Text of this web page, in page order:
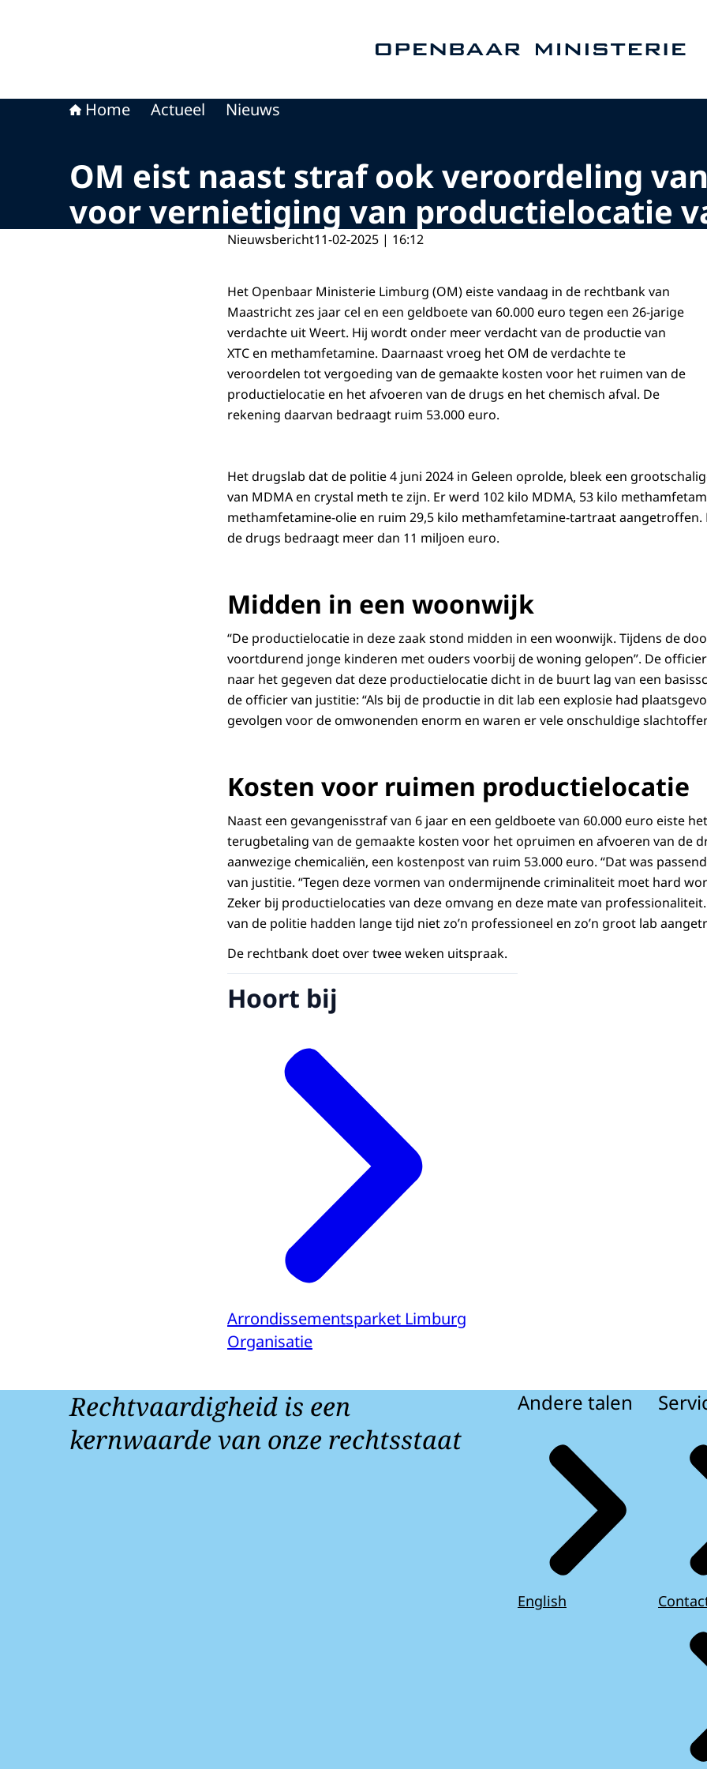
Home Actueel Nieuws
OM eist naast straf ook veroordeling
voor vernietiging van productielocatie
Nieuwsbericht11-02-2025 | 16:12
Het Openbaar Ministerie Limburg (OM) eiste vandaag in de rechtbank van
Maastricht zes jaar cel en een geldboete van 60.000 euro tegen een 26-jarige
verdachte uit Weert. Hij wordt onder meer verdacht van de productie van
XTC en methamfetamine. Daarnaast vroeg het OM de verdachte te
veroordelen tot vergoeding van de gemaakte kosten voor het ruimen van de
productielocatie en het afvoeren van de drugs en het chemisch afval. De
rekening daarvan bedraagt ruim 53.000 euro.
Het drugslab dat de politie 4 juni 2024 in Geleen oprolde, bleek een
van MDMA en crystal meth te zijn. Er werd 102 kilo MDMA, 53 kilo
methamfetamine-olie en ruim 29,5 kilo methamfetamine-tartraat aangetroffen.
de drugs bedraagt meer dan 11 miljoen euro.
Midden in een woonwijk
“De productielocatie in deze zaak stond midden in een woonwijk. Tijdens de
voortdurend jonge kinderen met ouders voorbij de woning gelopen”. De
naar het gegeven dat deze productielocatie dicht in de buurt lag van een
de officier van justitie: “Als bij de productie in dit lab een explosie had
gevolgen voor de omwonenden enorm en waren er vele onschuldige
Kosten voor ruimen productielocatie
Naast een gevangenisstraf van 6 jaar en een geldboete van 60.000 euro eiste
terugbetaling van de gemaakte kosten voor het opruimen en afvoeren van de
aanwezige chemicaliën, een kostenpost van ruim 53.000 euro. “Dat was
van justitie. “Tegen deze vormen van ondermijnende criminaliteit moet hard
Zeker bij productielocaties van deze omvang en deze mate van
van de politie hadden lange tijd niet zo’n professioneel en zo’n groot lab
De rechtbank doet over twee weken uitspraak.
Hoort bij
Arrondissementsparket Limburg
Organisatie
Rechtvaardigheid is een
kernwaarde van onze rechtsstaat
Andere talen
English